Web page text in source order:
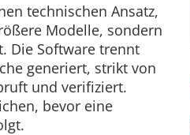
technischen Ansatz,
Modelle, sondern
Die Software trennt
generiert, strikt von
und verifiziert.
bevor eine